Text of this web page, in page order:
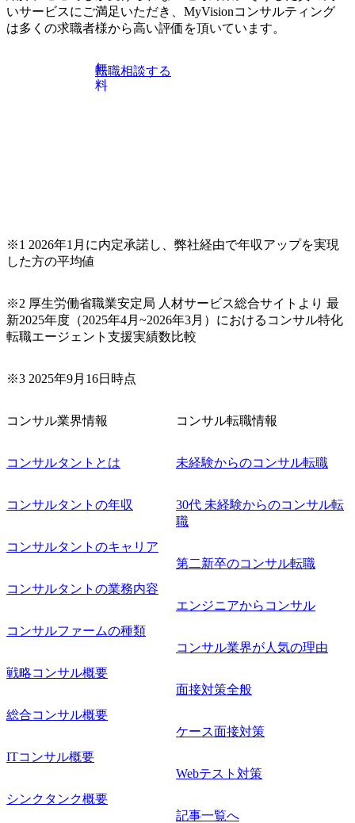
伝えいたします。コンサルティング業界への転職を迷われ
ている方や情報収集を行いたい方のご参加も歓迎です。更
ンサルタントも登壇しますので、当社へ気になることや転
職後のご不安な事はその場でご質問いただけますので、ぜ
承ください。 【服装・持ち物】 ・特になし カジュアルな服
装でご参加ください。 【募集ポジション】 ITコンサルタン
定 ・全社デジタルトランスフォーメーション企画構想 ・業
務/組織/システムの現状分析/RPA選定/導入/実装 ・プライベ
ート/パブリッククラウド導入 ・AI活用による業務効率化/
企画 ・Disruptive Technologyを活用した新規事業の立案/推
上げていきたい ・サービスやソリューションに捉われず、
でのプロジェクトに参画し、自身のスキルアップを図りた
規事業開発にも興味があり、ゆくゆくはチャレンジしてみ
いサービスにご満足いただき、MyVisionコンサルティング
は多くの求職者様から高い評価を頂いています。
無
料
転職相談する
※1 2026年1月に内定承諾し、弊社経由で年収アップを実現
した方の平均値
※2 厚生労働省職業安定局 人材サービス総合サイトより 最
新2025年度（2025年4月~2026年3月）におけるコンサル特化
転職エージェント支援実績数比較
※3 2025年9月16日時点
コンサル業界情報
コンサルタントとは
コンサルタントの年収
コンサルタントのキャリア
コンサルタントの業務内容
コンサルファームの種類
戦略コンサル概要
総合コンサル概要
ITコンサル概要
シンクタンク概要
コンサル転職情報
未経験からのコンサル転職
30代 未経験からのコンサル転
職
第二新卒のコンサル転職
エンジニアからコンサル
コンサル業界が人気の理由
面接対策全般
ケース面接対策
Webテスト対策
記事一覧へ